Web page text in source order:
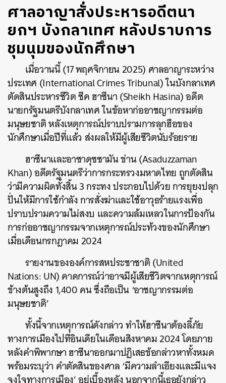
ศาลอาญาสั่งประหารอดีตนา
ยกฯ บังกลาเทศ หลังปราบการ
ชุมนุมของนักศึกษา
เมื่อวานนี้ (17 พฤศจิกายน 2025) ศาลอาญาระหว่าง
ประเทศ (International Crimes Tribunal) ในบังกลาเทศ
ตัดสินประหารชีวิต ชีค ฮาซีนา (Sheikh Hasina) อดีต
นายกรัฐมนตรีบังกลาเทศ ในข้อหาก่ออาชญากรรมต่อ
มนุษยชาติ หลังเหตุการณ์ปราบปรามการลุกฮือของ
นักศึกษาเมื่อปีที่แล้ว ส่งผลให้มีผู้เสียชีวิตนับร้อยราย
ฮาซีนาและอาซาดุซซามัน ข่าน (Asaduzzaman
Khan) อดีตรัฐมนตรีว่าการกระทรวงมหาดไทย ถูกตัดสิน
ว่ามีความผิดทั้งสิ้น 3 กระทง ประกอบไปด้วย การยุยงปลุก
ปั่นให้มีการใช้กำลัง การสั่งฆ่าและใช้อาวุธร้ายแรงเพื่อ
ปราบปรามความไม่สงบ และความล้มเหลวในการป้องกัน
การก่ออาชญากรรมจากเหตุการณ์ประท้วงของนักศึกษา
เมื่อเดือนกรกฎาคม 2024
รายงานขององค์การสหประชาชาติ (United
Nations: UN) คาดการณ์ว่าอาจมีผู้เสียชีวิตจากเหตุการณ์
ข้างต้นสูงถึง 1,400 คน ซึ่งถือเป็น ‘อาชญากรรมต่อ
มนุษยชาติ’
ทั้งนี้จากเหตุการณ์ดังกล่าว ทำให้ฮาซีนาต้องลี้ภัย
ทางการเมืองไปที่อินเดียในเดือนสิงหาคม 2024 โดยภาย
หลังคำพิพากษา ฮาซีนาออกมาปฏิเสธข้อกล่าวหาทั้งหมด
พร้อมระบุว่า คำตัดสินของศาล ‘มีความลำเอียงและมีแจง